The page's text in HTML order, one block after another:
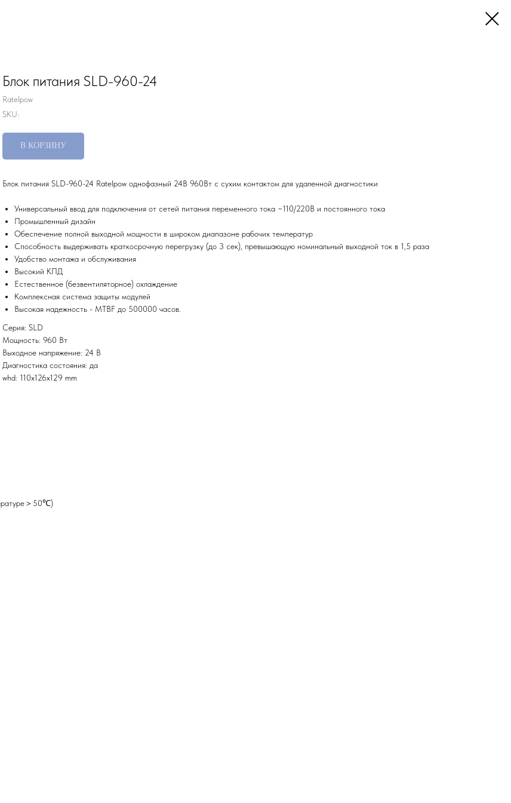
Блок питания SLD-960-24
Ratelpow
SKU:
В КОРЗИНУ
Блок питания SLD-960-24 Ratelpow однофазный 24В 960Вт с сухим контактом для удаленной диагностики
Универсальный ввод для подключения от сетей питания переменного тока ~110/220В и постоянного тока
Промышленный дизайн
Обеспечение полной выходной мощности в широком диапазоне рабочих температур
Способность выдерживать краткосрочную перегрузку (до 3 сек), превышающую номинальный выходной ток в 1,5 раза
Удобство монтажа и обслуживания
Высокий КПД
Естественное (безвентиляторное) охлаждение
Комплексная система защиты модулей
Высокая надежность - MTBF до 500000 часов.
Серия: SLD
Мощность: 960 Вт
Выходное напряжение: 24 В
Диагностика состояния: да
whd: 110x126x129 mm
＞50℃)